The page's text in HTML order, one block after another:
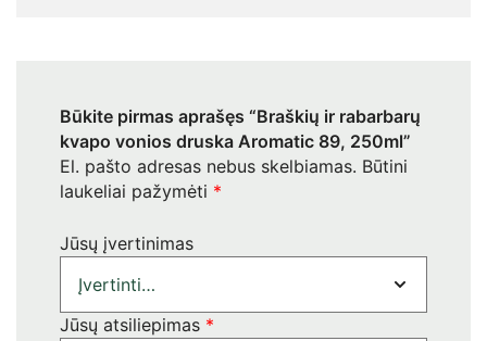
Būkite pirmas aprašęs “Braškių ir rabarbarų
kvapo vonios druska Aromatic 89, 250ml”
El. pašto adresas nebus skelbiamas. Būtini
laukeliai pažymėti *
Jūsų įvertinimas
Jūsų atsiliepimas *